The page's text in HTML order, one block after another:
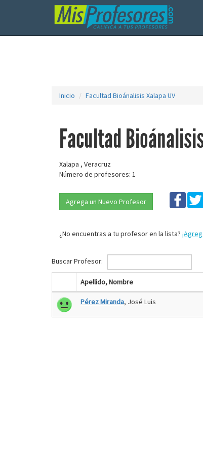
Inicio Facultad Bioánalisis Xalapa UV
Facultad
Xalapa , Veracruz
Número de profesores: 1
Agrega un Nuevo Profesor
¿No encuentras a tu profesor en la lista?
Buscar Profesor:
Apellido, Nombre
Pérez Miranda, José Luis